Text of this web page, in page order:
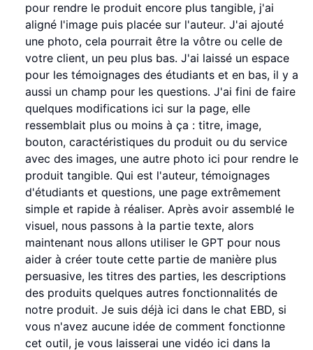
pour rendre le produit encore plus tangible, j'ai
aligné l'image puis placée sur l'auteur. J'ai ajouté
une photo, cela pourrait être la vôtre ou celle de
votre client, un peu plus bas. J'ai laissé un espace
pour les témoignages des étudiants et en bas, il y a
aussi un champ pour les questions. J'ai fini de faire
quelques modifications ici sur la page, elle
ressemblait plus ou moins à ça : titre, image,
bouton, caractéristiques du produit ou du service
avec des images, une autre photo ici pour rendre le
produit tangible. Qui est l'auteur, témoignages
d'étudiants et questions, une page extrêmement
simple et rapide à réaliser. Après avoir assemblé le
visuel, nous passons à la partie texte, alors
maintenant nous allons utiliser le GPT pour nous
aider à créer toute cette partie de manière plus
persuasive, les titres des parties, les descriptions
des produits quelques autres fonctionnalités de
notre produit. Je suis déjà ici dans le chat EBD, si
vous n'avez aucune idée de comment fonctionne
cet outil, je vous laisserai une vidéo ici dans la